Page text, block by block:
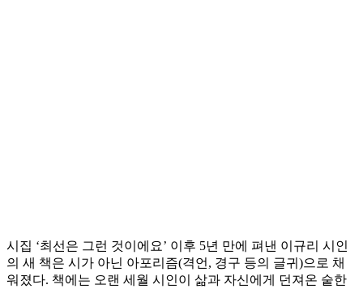
시집 ‘최선은 그런 것이에요’ 이후 5년 만에 펴낸 이규리 시인
의 새 책은 시가 아닌 아포리즘(격언, 경구 등의 글귀)으로 채
워졌다. 책에는 오랜 세월 시인이 삶과 자신에게 던져온 숱한